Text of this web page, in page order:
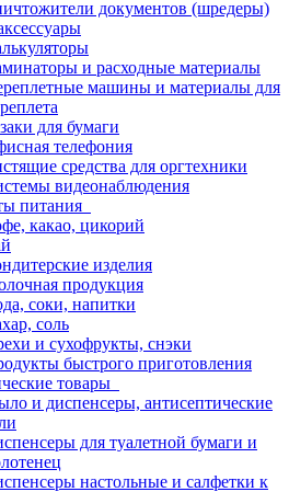
документов (шредеры)
и расходные материалы
машины и материалы для
для бумаги
телефония
средства для оргтехники
видеонаблюдения
питания
какао, цикорий
изделия
продукция
соки, напитки
соль
и сухофрукты, снэки
быстрого приготовления
товары
и диспенсеры, антисептические
для туалетной бумаги и
настольные и салфетки к